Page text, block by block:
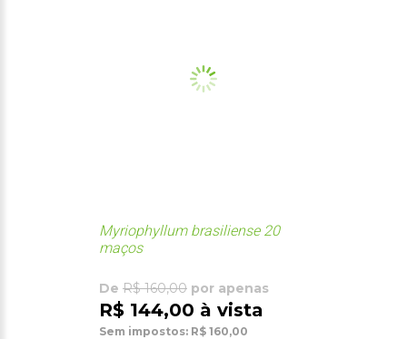
Myriophyllum brasiliense 20
maços
De R$ 160,00 por apenas
R$ 144,00 à vista
Sem impostos: R$ 160,00